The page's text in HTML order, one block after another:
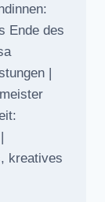
Ende des
|
kreatives